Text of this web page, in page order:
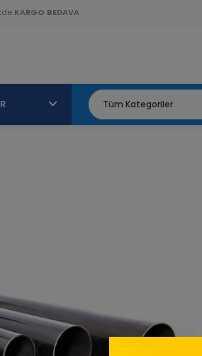
KARGO BEDAVA